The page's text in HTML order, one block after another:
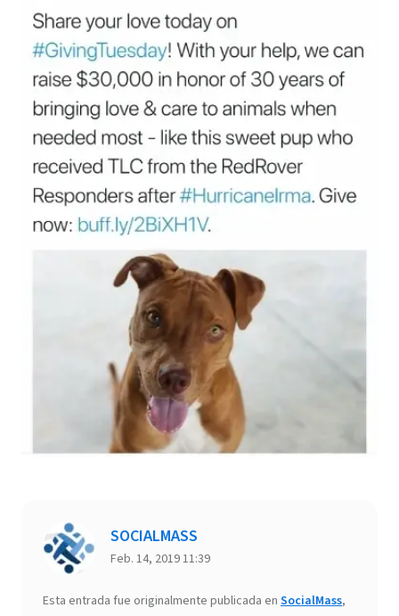
SOCIALMASS
Feb. 14, 2019 11:39
Esta entrada fue originalmente publicada en SocialMass,